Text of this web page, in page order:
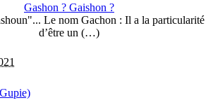
Gashon ? Gaishon ?
Le nom Gachon : Il a la particularité
d’être un (…)